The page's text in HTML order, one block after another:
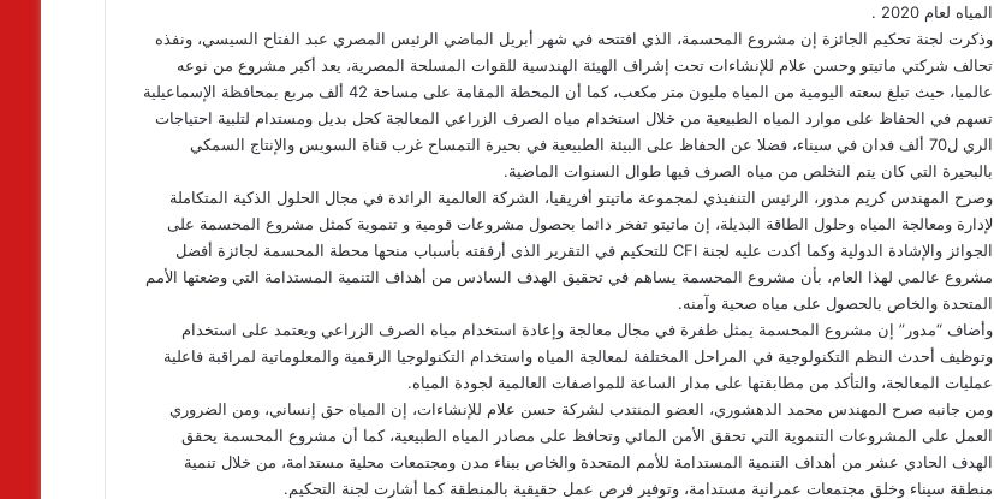
المياه لعام 2020 .
وذكرت لجنة تحكيم الجائزة إن مشروع المحسمة، الذي افتتحه في شهر أبريل الماضي الرئيس المصري عبد الفتاح السيسي، ونفذه
تحالف شركتي ماتيتو وحسن علام للإنشاءات تحت إشراف الهيئة الهندسية للقوات المسلحة المصرية، يعد أكبر مشروع من نوعه
عالميا، حيث تبلغ سعته اليومية من المياه مليون متر مكعب، كما أن المحطة المقامة على مساحة 42 ألف مربع بمحافظة الإسماعيلية
تسهم في الحفاظ على موارد المياه الطبيعية من خلال استخدام مياه الصرف الزراعي المعالجة كحل بديل ومستدام لتلبية احتياجات
الري ل70 ألف فدان في سيناء، فضلا عن الحفاظ على البيئة الطبيعية في بحيرة التمساح غرب قناة السويس والإنتاج السمكي
بالبحيرة التي كان يتم التخلص من مياه الصرف فيها طوال السنوات الماضية.
وصرح المهندس كريم مدور، الرئيس التنفيذي لمجموعة ماتيتو أفريقيا، الشركة العالمية الرائدة في مجال الحلول الذكية المتكاملة
لإدارة ومعالجة المياه وحلول الطاقة البديلة، إن ماتيتو تفخر دائما بحصول مشروعات قومية و تنموية كمثل مشروع المحسمة على
الجوائز والإشادة الدولية وكما أكدت عليه لجنة CFI للتحكيم في التقرير الذى أرفقته بأسباب منحها محطة المحسمة لجائزة أفضل
مشروع عالمي لهذا العام، بأن مشروع المحسمة يساهم في تحقيق الهدف السادس من أهداف التنمية المستدامة التي وضعتها الأمم
المتحدة والخاص بالحصول على مياه صحية وآمنه.
وأضاف “مدور” إن مشروع المحسمة يمثل طفرة في مجال معالجة وإعادة استخدام مياه الصرف الزراعي ويعتمد على استخدام
وتوظيف أحدث النظم التكنولوجية في المراحل المختلفة لمعالجة المياه واستخدام التكنولوجيا الرقمية والمعلوماتية لمراقبة فاعلية
عمليات المعالجة، والتأكد من مطابقتها على مدار الساعة للمواصفات العالمية لجودة المياه.
ومن جانبه صرح المهندس محمد الدهشوري، العضو المنتدب لشركة حسن علام للإنشاءات، إن المياه حق إنساني، ومن الضروري
العمل على المشروعات التنموية التي تحقق الأمن المائي وتحافظ على مصادر المياه الطبيعية، كما أن مشروع المحسمة يحقق
الهدف الحادي عشر من أهداف التنمية المستدامة للأمم المتحدة والخاص ببناء مدن ومجتمعات محلية مستدامة، من خلال تنمية
منطقة سيناء وخلق مجتمعات عمرانية مستدامة، وتوفير فرص عمل حقيقية بالمنطقة كما أشارت لجنة التحكيم.